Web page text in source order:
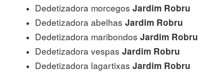
Dedetizadora morcegos Jardim Robru
Dedetizadora abelhas Jardim Robru
Dedetizadora maribondos Jardim Robru
Dedetizadora vespas Jardim Robru
Dedetizadora lagartixas Jardim Robru